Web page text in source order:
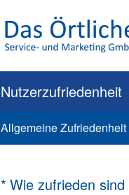
Nutzerzufriedenheit
Allgemeine Zufriedenheit
* Wie zufrieden
(Erforderlich.)